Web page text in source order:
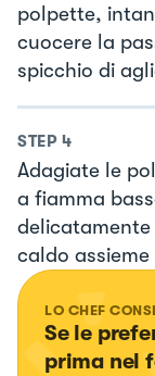
polpette,
cuocere la
spicchio di
STEP 4
Adagiate le
a fiamma
delicatamente
caldo
LO CHEF
Se le
prima nel